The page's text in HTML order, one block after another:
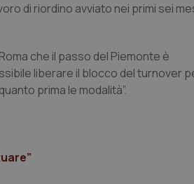
di riordino avviato nei primi sei
che il passo del Piemonte è
liberare il blocco del turnover
prima le modalità”.